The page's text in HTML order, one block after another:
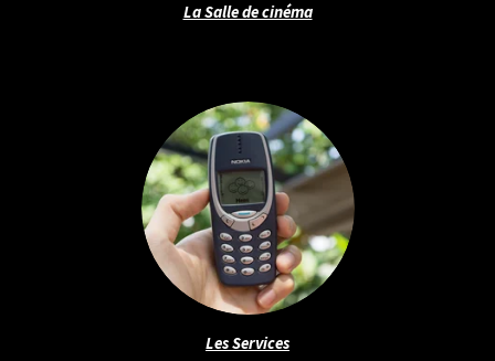
La Salle de cinéma
Les Services